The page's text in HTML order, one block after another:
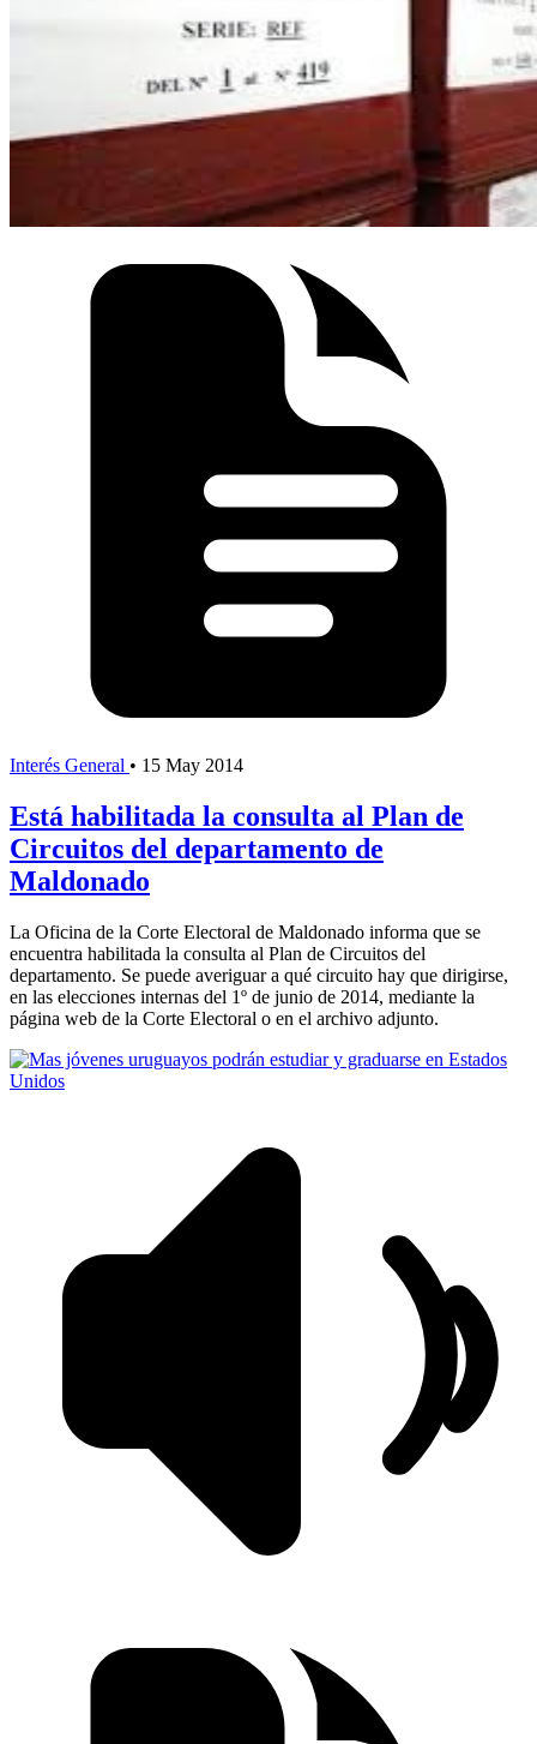
Interés General • 15 May 2014
Está habilitada la consulta al Plan de
Circuitos del departamento de
Maldonado
La Oficina de la Corte Electoral de Maldonado informa que se
encuentra habilitada la consulta al Plan de Circuitos del
departamento. Se puede averiguar a qué circuito hay que dirigirse,
en las elecciones internas del 1º de junio de 2014, mediante la
página web de la Corte Electoral o en el archivo adjunto.